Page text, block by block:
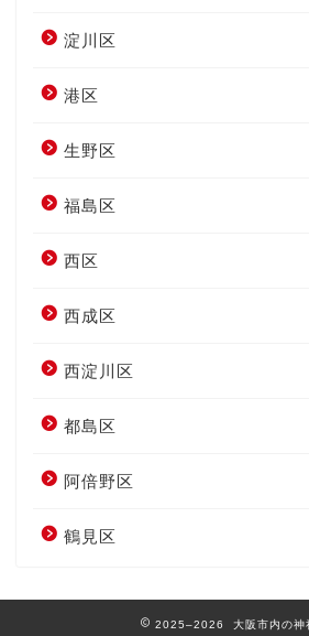
淀川区
港区
生野区
福島区
西区
西成区
西淀川区
都島区
阿倍野区
鶴見区
2025–2026 大阪市内の神